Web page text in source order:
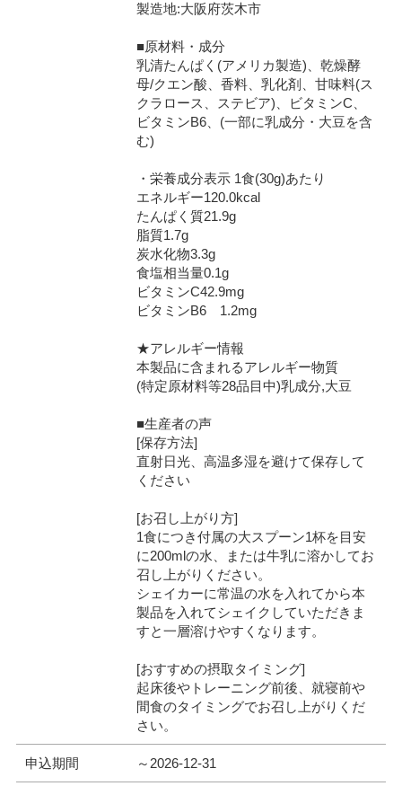
製造地:大阪府茨木市
■原材料・成分
乳清たんぱく(アメリカ製造)、乾燥酵
母/クエン酸、香料、乳化剤、甘味料(ス
クラロース、ステビア)、ビタミンC、
ビタミンB6、(一部に乳成分・大豆を含
む)
・栄養成分表示 1食(30g)あたり
エネルギー120.0kcal
たんぱく質21.9g
脂質1.7g
炭水化物3.3g
食塩相当量0.1g
ビタミンC42.9mg
ビタミンB6 1.2mg
★アレルギー情報
本製品に含まれるアレルギー物質
(特定原材料等28品目中)乳成分,大豆
■生産者の声
[保存方法]
直射日光、高温多湿を避けて保存して
ください
[お召し上がり方]
1食につき付属の大スプーン1杯を目安
に200mlの水、または牛乳に溶かしてお
召し上がりください。
シェイカーに常温の水を入れてから本
製品を入れてシェイクしていただきま
すと一層溶けやすくなります。
[おすすめの摂取タイミング]
起床後やトレーニング前後、就寝前や
間食のタイミングでお召し上がりくだ
さい。
申込期間 ～2026-12-31